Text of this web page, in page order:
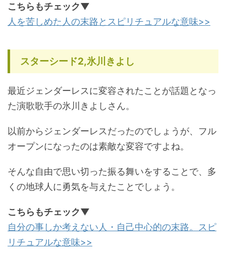
こちらもチェック▼
人を苦しめた人の末路とスピリチュアルな意味>>
スターシード2,氷川きよし
最近ジェンダーレスに変容されたことが話題となっ
た演歌歌手の氷川きよしさん。
以前からジェンダーレスだったのでしょうが、フル
オープンになったのは素敵な変容ですよね。
そんな自由で思い切った振る舞いをすることで、多
くの地球人に勇気を与えたことでしょう。
こちらもチェック▼
自分の事しか考えない人・自己中心的の末路。スピ
リチュアルな意味>>